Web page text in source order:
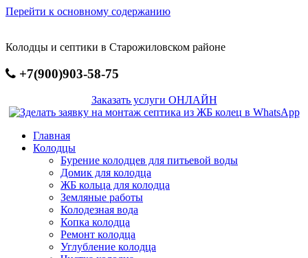
Перейти к основному содержанию
Колодцы и септики в Старожиловском районе
+7(900)903-58-75
Заказать услуги ОНЛАЙН
Главная
Колодцы
Бурение колодцев для питьевой воды
Домик для колодца
ЖБ кольца для колодца
Земляные работы
Колодезная вода
Копка колодца
Ремонт колодца
Углубление колодца